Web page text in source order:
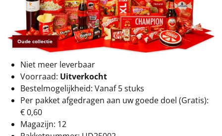
€75 tot €100
€100 en hoger
Alle kerstpakketten 2026
Thema
Origineel
Rituals
Oude collectie
Niet meer leverbaar
Voorraad: Uitverkocht
Bestelmogelijkheid: Vanaf 5 stuks
Per pakket afgedragen aan uw goede doel (Gratis):
€ 0,60
Magazijn: 12